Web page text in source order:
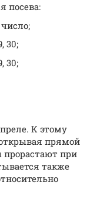
посева:
число;
30;
30;
К этому
прямой
прорастают при
также